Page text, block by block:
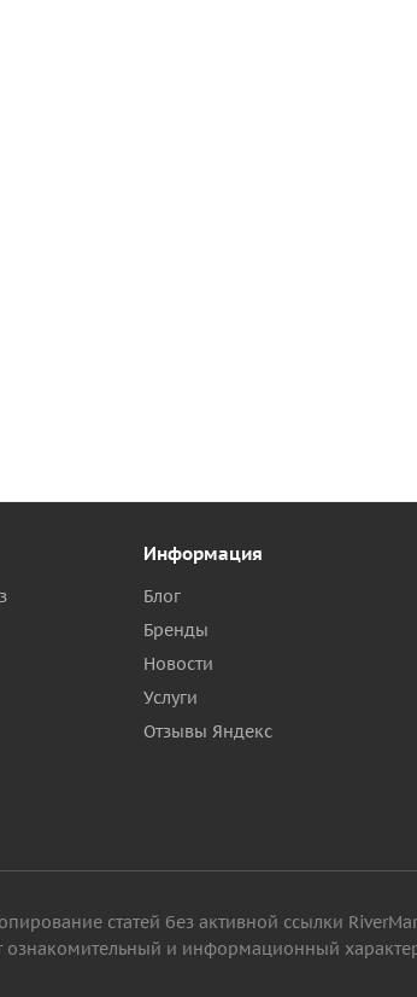
Информация
Блог
Бренды
Новости
Услуги
Отзывы Яндекс
статей без активной ссылки
ознакомительный и информационный